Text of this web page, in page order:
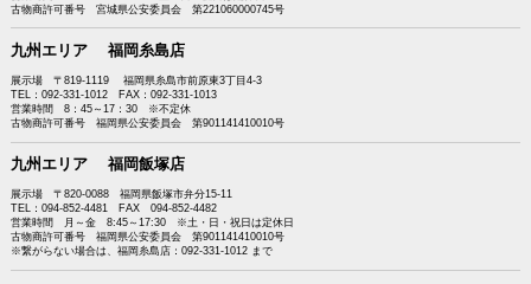
古物商許可番号 宮城県公安委員会 第221060000745号
九州エリア 福岡糸島店
展示場 〒819-1119 福岡県糸島市前原東3丁目4-3
TEL：092-331-1012 FAX：092-331-1013
営業時間 8：45～17：30 ※不定休
古物商許可番号 福岡県公安委員会 第901141410010号
九州エリア 福岡飯塚店
展示場 〒820-0088 福岡県飯塚市弁分15-11
TEL：094-852-4481 FAX 094-852-4482
営業時間 月～金 8:45～17:30 ※土・日・祝日は定休日
古物商許可番号 福岡県公安委員会 第901141410010号
※繋がらない場合は、福岡糸島店：092-331-1012 まで